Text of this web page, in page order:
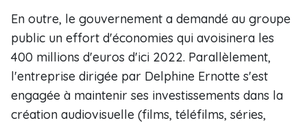
En outre, le gouvernement a demandé au groupe
public un effort d'économies qui avoisinera les
400 millions d'euros d'ici 2022. Parallèlement,
l'entreprise dirigée par Delphine Ernotte s'est
engagée à maintenir ses investissements dans la
création audiovisuelle (films, téléfilms, séries,